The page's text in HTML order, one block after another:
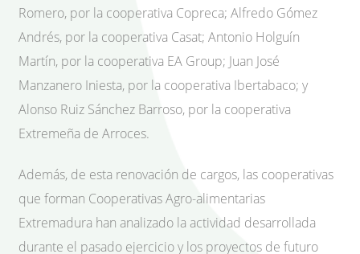
Romero, por la cooperativa Copreca; Alfredo Gómez
Andrés, por la cooperativa Casat; Antonio Holguín
Martín, por la cooperativa EA Group; Juan José
Manzanero Iniesta, por la cooperativa Ibertabaco; y
Alonso Ruiz Sánchez Barroso, por la cooperativa
Extremeña de Arroces.
Además, de esta renovación de cargos, las cooperativas
que forman Cooperativas Agro-alimentarias
Extremadura han analizado la actividad desarrollada
durante el pasado ejercicio y los proyectos de futuro